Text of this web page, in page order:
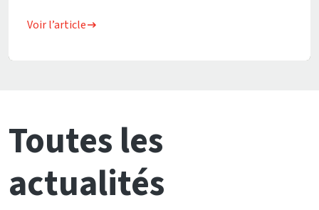
Voir l’article
Toutes les
actualités